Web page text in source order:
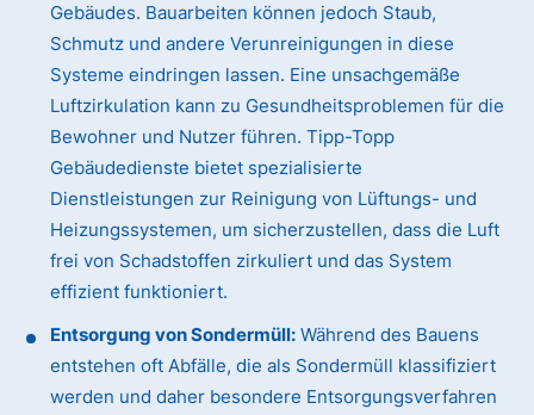
Gebäudes. Bauarbeiten können jedoch Staub,
Schmutz und andere Verunreinigungen in diese
Systeme eindringen lassen. Eine unsachgemäße
Luftzirkulation kann zu Gesundheitsproblemen für die
Bewohner und Nutzer führen. Tipp-Topp
Gebäudedienste bietet spezialisierte
Dienstleistungen zur Reinigung von Lüftungs- und
Heizungssystemen, um sicherzustellen, dass die Luft
frei von Schadstoffen zirkuliert und das System
effizient funktioniert.
Entsorgung von Sondermüll: Während des Bauens
entstehen oft Abfälle, die als Sondermüll klassifiziert
werden und daher besondere Entsorgungsverfahren